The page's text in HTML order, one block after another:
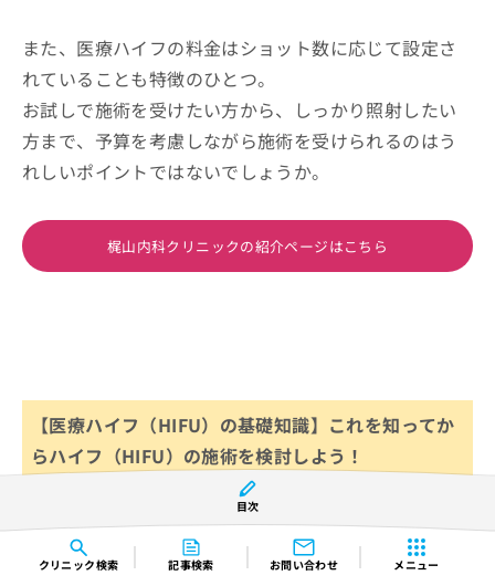
クリニック検索 記事検索 お問い合わせ メニュー
また、医療ハイフの料金はショット数に応じて設定さ
れていることも特徴のひとつ。
お試しで施術を受けたい方から、しっかり照射したい
方まで、予算を考慮しながら施術を受けられるのはう
れしいポイントではないでしょうか。
梶山内科クリニックの紹介ページはこちら
【医療ハイフ（HIFU）の基礎知識】これを知ってか
らハイフ（HIFU）の施術を検討しよう！
ハイフ（HIFU）とは？
目次